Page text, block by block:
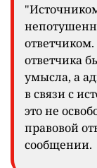
ответчика
умысла, а
в связи с
это не
правовой
сообщении.